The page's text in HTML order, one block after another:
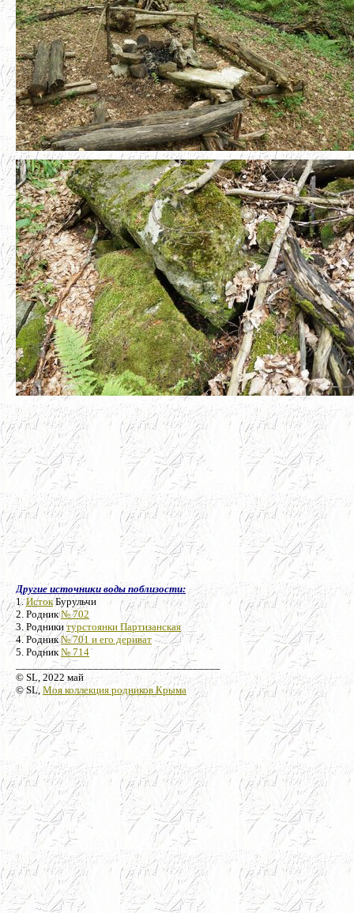
Другие источники воды поблизости:
1.ИстокБурульчи
2. Родник№ 702
3. Родникитурстоянки Партизанская
4. Родник№ 701 и его дериват
5. Родник№ 714
_____________________________________
© SL, 2022 май
© SL, Моя коллекция родников Крыма